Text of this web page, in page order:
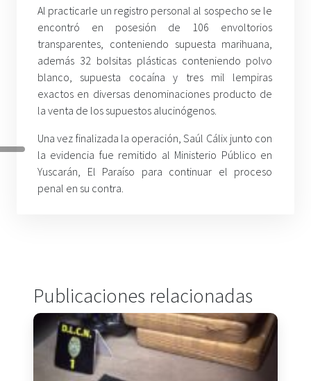
Al practicarle un registro personal al sospecho se le
encontró en posesión de 106 envoltorios
transparentes, conteniendo supuesta marihuana,
además 32 bolsitas plásticas conteniendo polvo
blanco, supuesta cocaína y tres mil lempiras
exactos en diversas denominaciones producto de
la venta de los supuestos alucinógenos.
Una vez finalizada la operación, Saúl Cálix junto con
la evidencia fue remitido al Ministerio Público en
Yuscarán, El Paraíso para continuar el proceso
penal en su contra.
Publicaciones relacionadas